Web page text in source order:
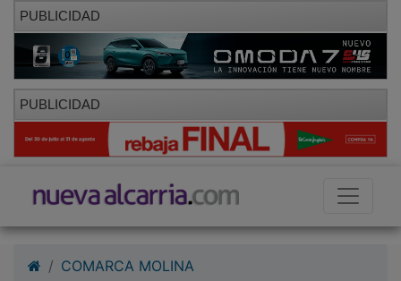
PUBLICIDAD
PUBLICIDAD
COMARCA MOLINA